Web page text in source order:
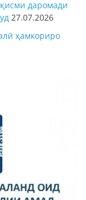
даромади
27.07.2026
ҳамкориро